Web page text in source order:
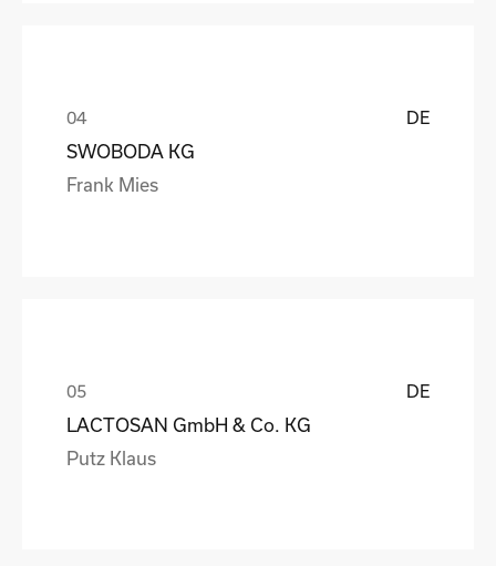
DE
SWOBODA KG
Frank Mies
DE
LACTOSAN GmbH & Co. KG
Putz Klaus